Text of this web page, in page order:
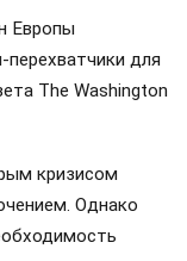
Европы
перехватчики для
The Washington
кризисом
Однако